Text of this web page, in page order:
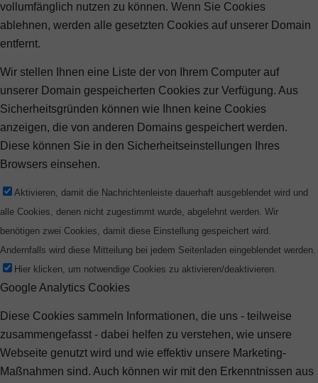
vollumfänglich nutzen zu können. Wenn Sie Cookies
ablehnen, werden alle gesetzten Cookies auf unserer Domain
entfernt.
Wir stellen Ihnen eine Liste der von Ihrem Computer auf
unserer Domain gespeicherten Cookies zur Verfügung. Aus
Sicherheitsgründen können wie Ihnen keine Cookies
anzeigen, die von anderen Domains gespeichert werden.
Diese können Sie in den Sicherheitseinstellungen Ihres
Browsers einsehen.
Aktivieren, damit die Nachrichtenleiste dauerhaft ausgeblendet wird und
alle Cookies, denen nicht zugestimmt wurde, abgelehnt werden. Wir
benötigen zwei Cookies, damit diese Einstellung gespeichert wird.
Andernfalls wird diese Mitteilung bei jedem Seitenladen eingeblendet werden.
Hier klicken, um notwendige Cookies zu aktivieren/deaktivieren.
Google Analytics Cookies
Diese Cookies sammeln Informationen, die uns - teilweise
zusammengefasst - dabei helfen zu verstehen, wie unsere
Webseite genutzt wird und wie effektiv unsere Marketing-
Maßnahmen sind. Auch können wir mit den Erkenntnissen aus